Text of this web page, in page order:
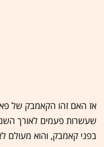
אז האם זהו הקאמבק של
שעשרות פעמים לאורך
בפני קאמבק, והוא מעולם